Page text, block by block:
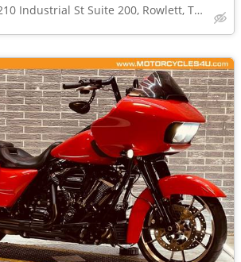
4210 Industrial St Suite 200, Rowlett, TX 75088